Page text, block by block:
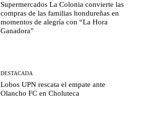
Supermercados La Colonia convierte las
compras de las familias hondureñas en
momentos de alegría con “La Hora
Ganadora”
DESTACADA
Lobos UPN rescata el empate ante
Olancho FC en Choluteca